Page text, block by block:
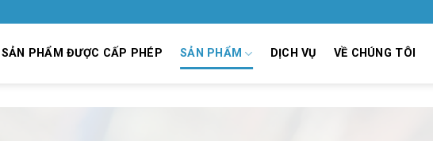
SẢN PHẨM ĐƯỢC CẤP PHÉP SẢN PHẨM DỊCH VỤ VỀ CHÚNG TÔI